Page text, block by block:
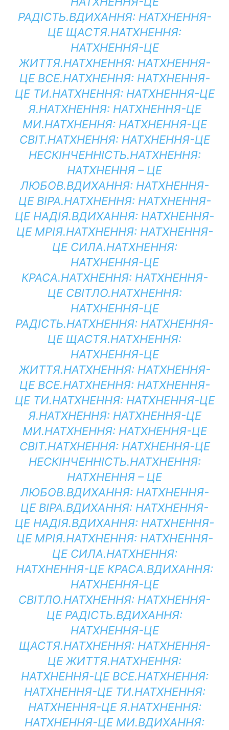
РАДІСТЬ.ВДИХАННЯ:НАТХНЕННЯ-
ЦЕ ЩАСТЯ.НАТХНЕННЯ:
НАТХНЕННЯ-ЦЕ
ЖИТТЯ.НАТХНЕННЯ:НАТХНЕННЯ-
ЦЕ ВСЕ.НАТХНЕННЯ:НАТХНЕННЯ-
ЦЕ ТИ.НАТХНЕННЯ:НАТХНЕННЯ-ЦЕ
Я.НАТХНЕННЯ:НАТХНЕННЯ-ЦЕ
МИ.НАТХНЕННЯ:НАТХНЕННЯ-ЦЕ
СВІТ.НАТХНЕННЯ:НАТХНЕННЯ-ЦЕ
НЕСКІНЧЕННІСТЬ.НАТХНЕННЯ:
НАТХНЕННЯ – ЦЕ
ЛЮБОВ.ВДИХАННЯ:НАТХНЕННЯ-
ЦЕ ВІРА.НАТХНЕННЯ:НАТХНЕННЯ-
ЦЕ НАДІЯ.ВДИХАННЯ: НАТХНЕННЯ-
ЦЕ МРІЯ.НАТХНЕННЯ:НАТХНЕННЯ-
ЦЕ СИЛА.НАТХНЕННЯ:
НАТХНЕННЯ-ЦЕ
КРАСА.НАТХНЕННЯ:НАТХНЕННЯ-
ЦЕ СВІТЛО.НАТХНЕННЯ:
НАТХНЕННЯ-ЦЕ
РАДІСТЬ.НАТХНЕННЯ: НАТХНЕННЯ-
ЦЕ ЩАСТЯ.НАТХНЕННЯ:
НАТХНЕННЯ-ЦЕ
ЖИТТЯ.НАТХНЕННЯ:НАТХНЕННЯ-
ЦЕ ВСЕ.НАТХНЕННЯ:НАТХНЕННЯ-
ЦЕ ТИ.НАТХНЕННЯ:НАТХНЕННЯ-ЦЕ
Я.НАТХНЕННЯ:НАТХНЕННЯ-ЦЕ
МИ.НАТХНЕННЯ:НАТХНЕННЯ-ЦЕ
СВІТ.НАТХНЕННЯ:НАТХНЕННЯ-ЦЕ
НЕСКІНЧЕННІСТЬ.НАТХНЕННЯ:
НАТХНЕННЯ – ЦЕ
ЛЮБОВ.ВДИХАННЯ:НАТХНЕННЯ-
ЦЕ ВІРА.ВДИХАННЯ: НАТХНЕННЯ-
ЦЕ НАДІЯ.ВДИХАННЯ: НАТХНЕННЯ-
ЦЕ МРІЯ.НАТХНЕННЯ:НАТХНЕННЯ-
ЦЕ СИЛА.НАТХНЕННЯ:
НАТХНЕННЯ-ЦЕ КРАСА.ВДИХАННЯ:
НАТХНЕННЯ-ЦЕ
СВІТЛО.НАТХНЕННЯ: НАТХНЕННЯ-
ЦЕ РАДІСТЬ.ВДИХАННЯ:
НАТХНЕННЯ-ЦЕ
ЩАСТЯ.НАТХНЕННЯ:НАТХНЕННЯ-
ЦЕ ЖИТТЯ.НАТХНЕННЯ:
НАТХНЕННЯ-ЦЕ ВСЕ.НАТХНЕННЯ:
НАТХНЕННЯ-ЦЕ ТИ.НАТХНЕННЯ:
НАТХНЕННЯ-ЦЕ Я.НАТХНЕННЯ:
НАТХНЕННЯ-ЦЕ МИ.ВДИХАННЯ: